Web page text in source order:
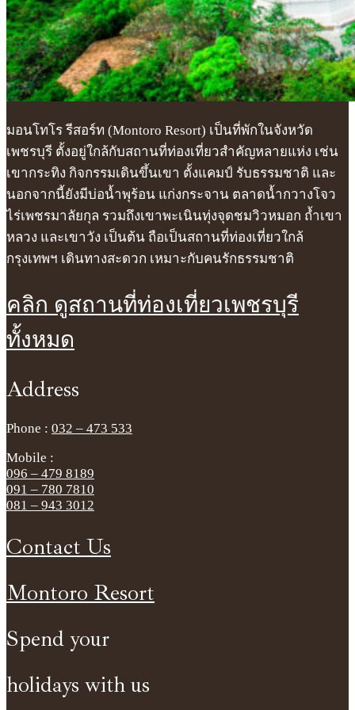
มอนโทโร รีสอร์ท (Montoro Resort) เป็นที่พักในจังหวัด
เพชรบุรี ตั้งอยู่ใกล้กับสถานที่ท่องเที่ยวสำคัญหลายแห่ง เช่น
เขากระทิง กิจกรรมเดินขึ้นเขา ตั้งแคมป์ รับธรรมชาติ และ
นอกจากนี้ยังมีบ่อน้ำพุร้อน แก่งกระจาน ตลาดน้ำกวางโจว
ไร่เพชรมาลัยกุล รวมถึงเขาพะเนินทุ่งจุดชมวิวหมอก ถ้ำเขา
หลวง และเขาวัง เป็นต้น ถือเป็นสถานที่ท่องเที่ยวใกล้
กรุงเทพฯ เดินทางสะดวก เหมาะกับคนรักธรรมชาติ
คลิก ดูสถานที่ท่องเที่ยวเพชรบุรี
ทั้งหมด
Address
Phone : 032 – 473 533
Mobile :
096 – 479 8189
091 – 780 7810
081 – 943 3012
Contact Us
Montoro Resort
Spend your
holidays with us